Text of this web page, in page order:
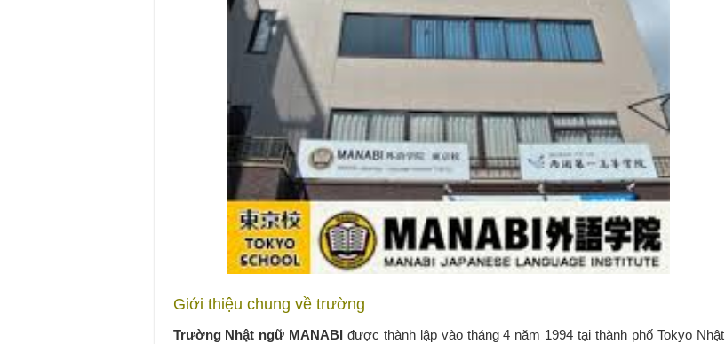
Giới thiệu chung về trường
Trường Nhật ngữ MANABI được thành lập vào tháng 4 năm 1994 tại thành phố Tokyo Nhật